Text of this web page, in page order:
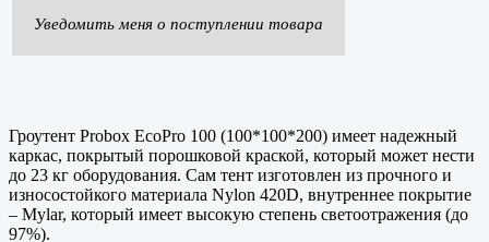
Уведомить меня о поступлении товара
Гроутент Probox EcoPro 100 (100*100*200) имеет надежный
каркас, покрытый порошковой краской, который может нести
до 23 кг оборудования. Сам тент изготовлен из прочного и
износостойкого материала Nylon 420D, внутреннее покрытие
– Mylar, который имеет высокую степень светоотражения (до
97%).